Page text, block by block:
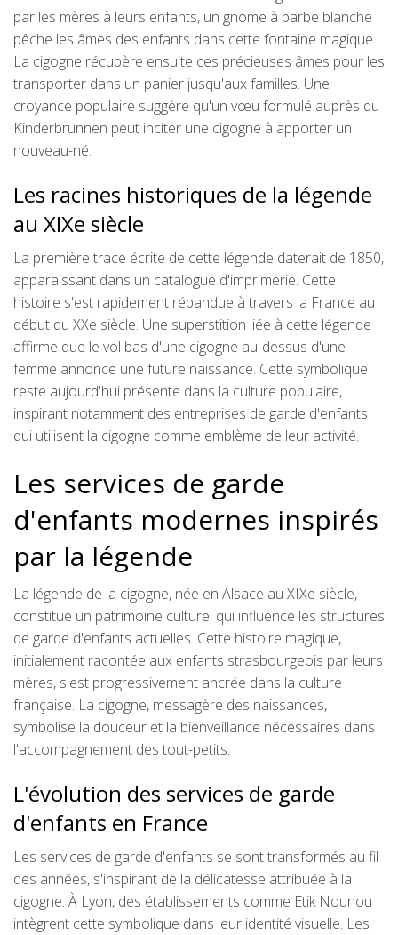
par les mères à leurs enfants, un gnome à barbe blanche
pêche les âmes des enfants dans cette fontaine magique.
La cigogne récupère ensuite ces précieuses âmes pour les
transporter dans un panier jusqu'aux familles. Une
croyance populaire suggère qu'un vœu formulé auprès du
Kinderbrunnen peut inciter une cigogne à apporter un
nouveau-né.
Les racines historiques de la légende
au XIXe siècle
La première trace écrite de cette légende daterait de 1850,
apparaissant dans un catalogue d'imprimerie. Cette
histoire s'est rapidement répandue à travers la France au
début du XXe siècle. Une superstition liée à cette légende
affirme que le vol bas d'une cigogne au-dessus d'une
femme annonce une future naissance. Cette symbolique
reste aujourd'hui présente dans la culture populaire,
inspirant notamment des entreprises de garde d'enfants
qui utilisent la cigogne comme emblème de leur activité.
Les services de garde
d'enfants modernes inspirés
par la légende
La légende de la cigogne, née en Alsace au XIXe siècle,
constitue un patrimoine culturel qui influence les structures
de garde d'enfants actuelles. Cette histoire magique,
initialement racontée aux enfants strasbourgeois par leurs
mères, s'est progressivement ancrée dans la culture
française. La cigogne, messagère des naissances,
symbolise la douceur et la bienveillance nécessaires dans
l'accompagnement des tout-petits.
L'évolution des services de garde
d'enfants en France
Les services de garde d'enfants se sont transformés au fil
des années, s'inspirant de la délicatesse attribuée à la
cigogne. À Lyon, des établissements comme Etik Nounou
intègrent cette symbolique dans leur identité visuelle. Les